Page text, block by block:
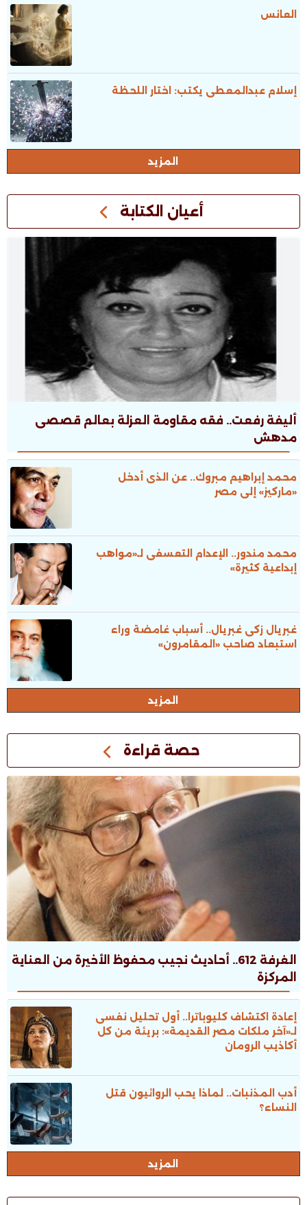
العانس
إسلام عبدالمعطى يكتب: اختار اللحظة
المزيد
أعيان الكتابة
أليفة رفعت.. فقه مقاومة العزلة بعالم قصصى
مدهش
محمد إبراهيم مبروك.. عن الذى أدخل
«ماركيز» إلى مصر
محمد مندور.. الإعدام التعسفى لـ«مواهب
إبداعية كثيرة»
غبريال زكى غبريال.. أسباب غامضة وراء
استبعاد صاحب «المقامرون»
المزيد
حصة قراءة
الغرفة 612.. أحاديث نجيب محفوظ الأخيرة من العناية
المركزة
إعادة اكتشاف كليوباترا.. أول تحليل نفسى
لـ«آخر ملكات مصر القديمة»: بريئة من كل
أكاذيب الرومان
أدب المذنبات.. لماذا يحب الروائيون قتل
النساء؟
المزيد